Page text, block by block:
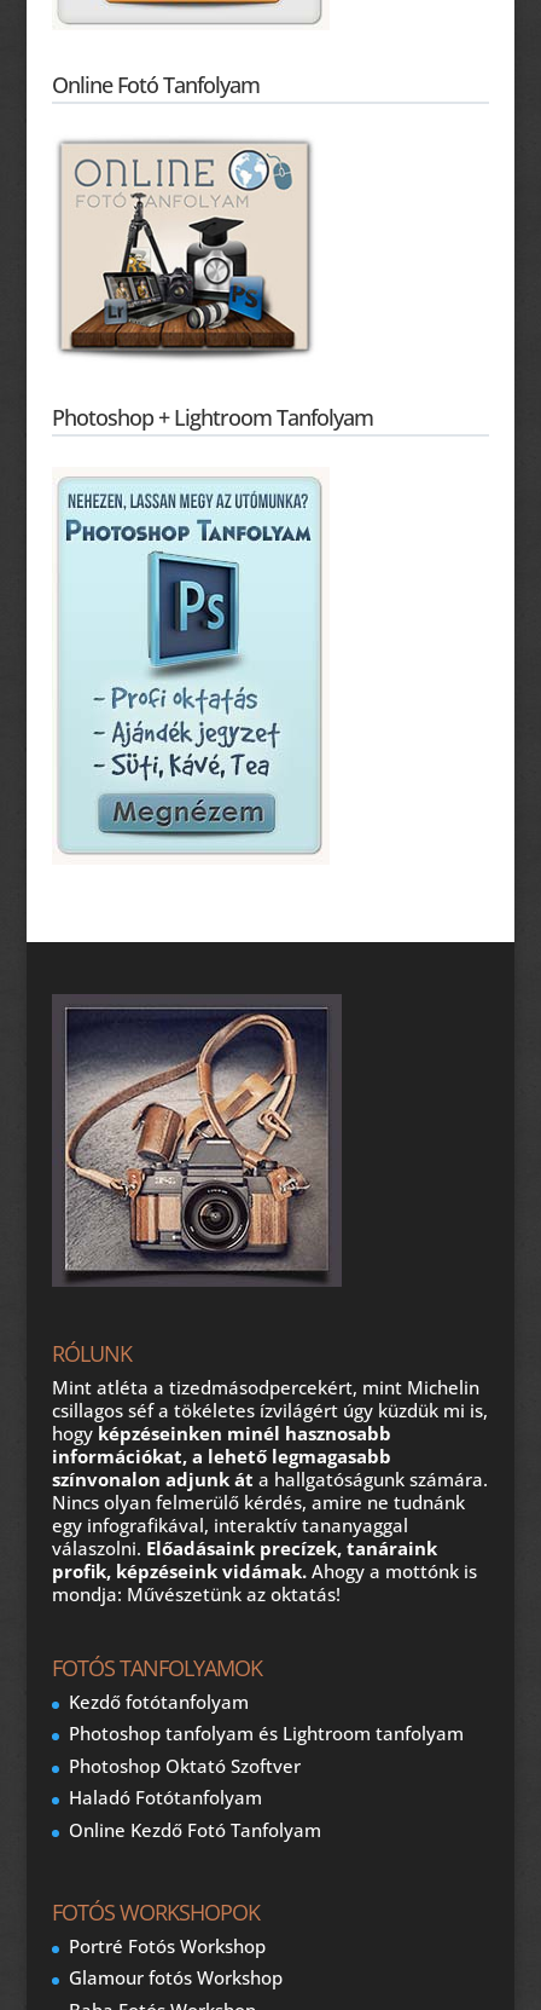
Online Fotó Tanfolyam
Photoshop + Lightroom Tanfolyam
RÓLUNK
Mint atléta a tizedmásodpercekért, mint Michelin
csillagos séf a tökéletes ízvilágért úgy küzdük mi is,
hogy képzéseinken minél hasznosabb
információkat, a lehető legmagasabb
színvonalon adjunk át a hallgatóságunk számára.
Nincs olyan felmerülő kérdés, amire ne tudnánk
egy infografikával, interaktív tananyaggal
válaszolni. Előadásaink precízek, tanáraink
profik, képzéseink vidámak.Ahogy a mottónk is
mondja: Művészetünk az oktatás!
FOTÓS TANFOLYAMOK
Kezdő fotótanfolyam
Photoshop tanfolyam és Lightroom tanfolyam
Photoshop Oktató Szoftver
Haladó Fotótanfolyam
Online Kezdő Fotó Tanfolyam
FOTÓS WORKSHOPOK
Portré Fotós Workshop
Glamour fotós Workshop